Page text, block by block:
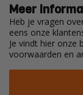
Meer
Heb je vragen
eens onze
Je vindt hier
voorwaarden en